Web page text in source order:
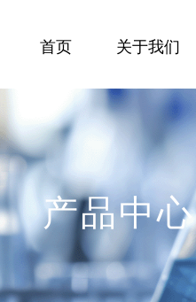
首页 关于我们
产品中心